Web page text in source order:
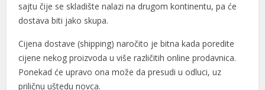
panel
panel
panel
sajtu čije se skladište nalazi na drugom kontinentu, pa će
dostava biti jako skupa.
Cijena dostave (shipping) naročito je bitna kada poredite
cijene nekog proizvoda u više različitih online prodavnica.
Ponekad će upravo ona može da presudi u odluci, uz
priličnu uštedu novca.